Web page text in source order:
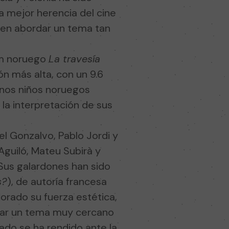
mejor herencia del cine
abordar un tema tan
noruego La travesía
más alta, con un 9.6
niños noruegos
interpretación de sus
Gonzalvo, Pablo Jordi y
Mateu Subirà y
galardones han sido
), de autoría francesa
su fuerza estética,
un tema muy cercano